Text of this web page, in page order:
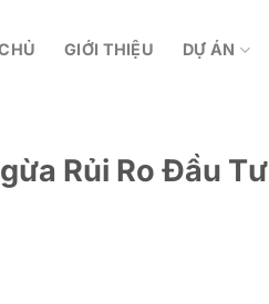
GIỚI THIỆU DỰ ÁN
Rủi Ro Đầu Tư